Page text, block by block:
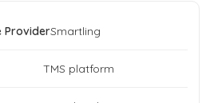
Smartling
TMS platform